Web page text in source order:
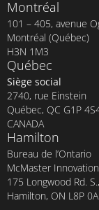
Montréal
101 – 405, avenue
Montréal (Québec)
H3N 1M3
Québec
Siège social
2740, rue Einstein
Québec, QC G1P
CANADA
Hamilton
Bureau de l’Ontario
McMaster
175 Longwood Rd.
Hamilton, ON L8P